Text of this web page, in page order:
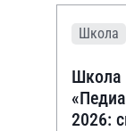
Школа
Школа
2026: